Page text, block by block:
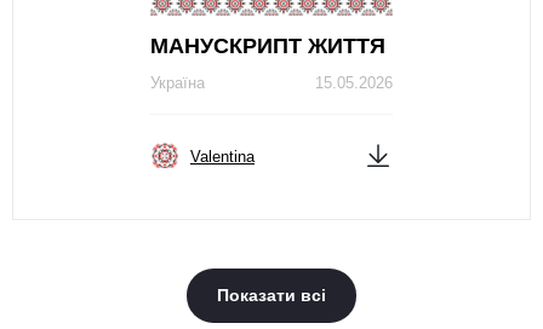
МАНУСКРИПТ ЖИТТЯ
15.05.2026
Україна
Valentina
Показати всі